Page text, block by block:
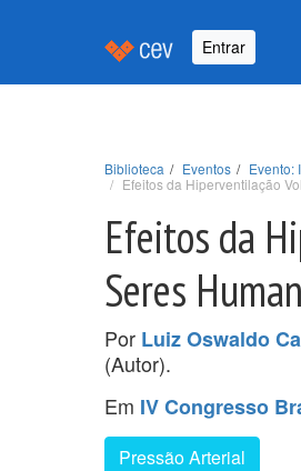
Entrar
Biblioteca Eventos
Evento:
Efeitos da Hiperventilação
Efeitos da
Seres
Por Luiz Oswaldo
(Autor).
Em IV Congresso
Pressão Arterial